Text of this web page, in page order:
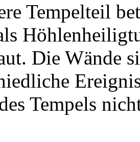
Tempelteil
Die Wände
Tempels